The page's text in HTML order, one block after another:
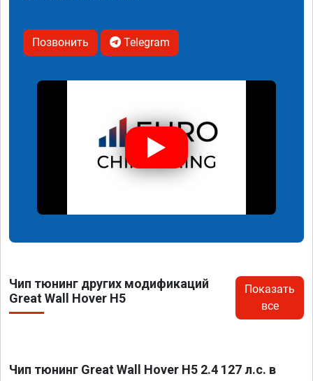
Позвонить Telegram
Чип тюнинг других модификаций
Great Wall Hover H5
Показать
все
Чип тюнинг Great Wall Hover H5 2.4 127 л.с. в